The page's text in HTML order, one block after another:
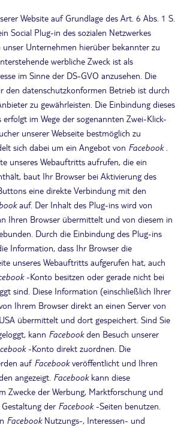
Website auf Grundlage des Art. 6 Abs. 1 S.
Social Plug-in des sozialen Netzwerkes
unser Unternehmen hierüber bekannter zu
werbliche Zweck ist als
im Sinne der DS-GVO anzusehen. Die
den datenschutzkonformen Betrieb ist durch
zu gewährleisten. Die Einbindung dieses
im Wege der sogenannten Zwei-Klick-
unserer Webseite bestmöglich zu
sich dabei um ein Angebot von Facebook
unseres Webauftritts aufrufen, die ein
baut Ihr Browser bei Aktivierung des
eine direkte Verbindung mit den
auf. Der Inhalt des Plug-ins wird von
Ihren Browser übermittelt und von diesem in
Durch die Einbindung des Plug-ins
Information, dass Ihr Browser die
unseres Webauftritts aufgerufen hat, auch
-Konto besitzen oder gerade nicht bei
sind. Diese Information (einschließlich Ihrer
Ihrem Browser direkt an einen Server von
übermittelt und dort gespeichert. Sind Sie
kann Facebookden Besuch unserer
-Konto direkt zuordnen. Die
auf Facebookveröffentlicht und Ihren
angezeigt. Facebook kann diese
Zwecke der Werbung, Marktforschung und
der Facebook-Seiten benutzen.
Facebook Nutzungs-, Interessen- und